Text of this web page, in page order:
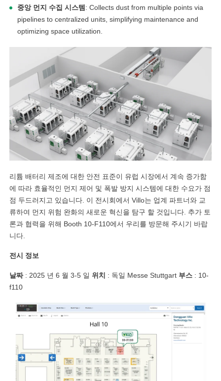
중앙 먼지 수집 시스템 : Collects dust from multiple points via
pipelines to centralized units, simplifying maintenance and
optimizing space utilization.
리튬 배터리 제조에 대한 안전 표준이 유럽 시장에서 계속 증가함
에 따라 효율적인 먼지 제어 및 폭발 방지 시스템에 대한 수요가 점
점 두드러지고 있습니다. 이 전시회에서 Villo는 업계 파트너와 교
류하여 먼지 위험 완화의 새로운 혁신을 탐구 할 것입니다. 추가 토
론과 협력을 위해 Booth 10-F110에서 우리를 방문해 주시기 바랍
니다.
전시 정보
날짜 : 2025 년 6 월 3-5 일 위치 : 독일 Messe Stuttgart 부스 : 10-
f110